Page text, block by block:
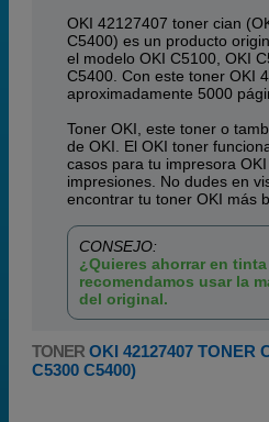
OKI 42127407 toner cian
C5400) es un producto
el modelo OKI C5100, OKI
C5400. Con este toner OKI
aproximadamente 5000
Toner OKI, este toner o
de OKI. El OKI toner
casos para tu impresora
impresiones. No dudes en
encontrar tu toner OKI más
CONSEJO:
¿Quieres ahorrar en
recomendamos usar la
del original.
TONER OKI 42127407 TONER
C5300 C5400)